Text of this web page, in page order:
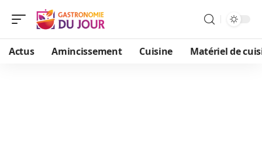
Actus Amincissement Cuisine Matériel de